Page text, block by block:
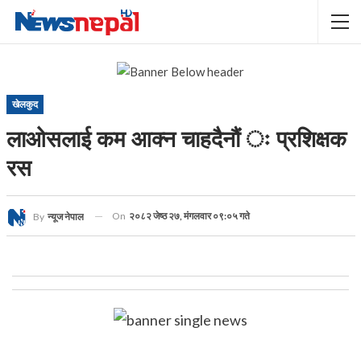
खेलकुद
लाओसलाई कम आक्न चाहदैनौं ः प्रशिक्षक
रस
By न्यूज नेपाल On २०८२ जेष्ठ २७, मंगलवार ०९:०५ गते